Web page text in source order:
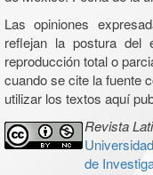
Las opiniones
reflejan la postura del
reproducción total o
cuando se cite la fuente
utilizar los textos aquí
Revista
de